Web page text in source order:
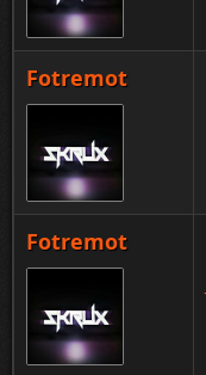
Fotremot
Fotremot